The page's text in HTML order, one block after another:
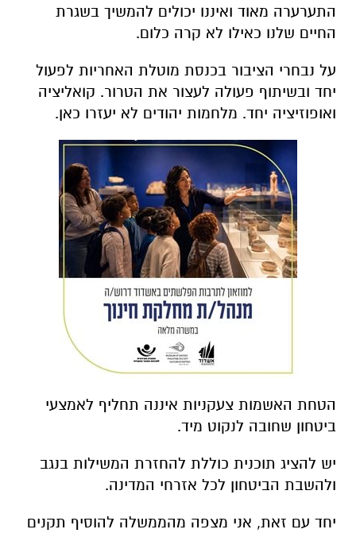
התערערה מאוד ואיננו יכולים להמשיך בשגרת
החיים שלנו כאילו לא קרה כלום.
על נבחרי הציבור בכנסת מוטלת האחריות לפעול
יחד ובשיתוף פעולה לעצור את הטרור. קואליציה
ואופוזיציה יחד. מלחמות יהודים לא יעזרו כאן.
הטחת האשמות צעקניות איננה תחליף לאמצעי
ביטחון שחובה לנקוט מיד.
יש להציג תוכנית כוללת להחזרת המשילות בנגב
ולהשבת הביטחון לכל אזרחי המדינה.
יחד עם זאת, אני מצפה מהממשלה להוסיף תקנים